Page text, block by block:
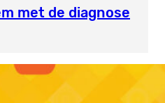
met de diagnose